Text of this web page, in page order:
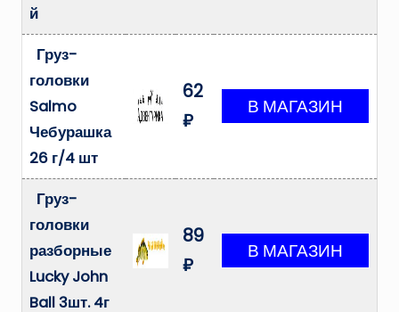
й
Груз-
головки
Salmo
Чебурашка
26 г/4 шт
62
₽
Груз-
головки
разборные
Lucky John
Ball 3шт. 4г
89
₽